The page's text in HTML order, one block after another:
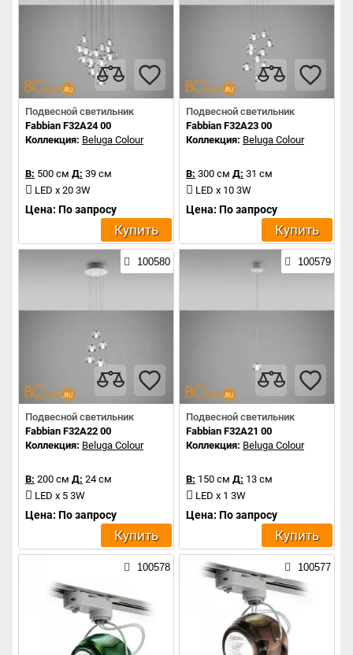
Подвесной светильник
Fabbian F32A24 00
Коллекция: Beluga Colour
В: 500 см Д: 39 см
LED x 20 3W
Цена: По запросу
Купить
Подвесной светильник
Fabbian F32A23 00
Коллекция: Beluga Colour
В: 300 см Д: 31 см
LED x 10 3W
Цена: По запросу
Купить
100580
Подвесной светильник
Fabbian F32A22 00
Коллекция: Beluga Colour
В: 200 см Д: 24 см
LED x 5 3W
Цена: По запросу
Купить
100579
Подвесной светильник
Fabbian F32A21 00
Коллекция: Beluga Colour
В: 150 см Д: 13 см
LED x 1 3W
Цена: По запросу
Купить
100578 100577